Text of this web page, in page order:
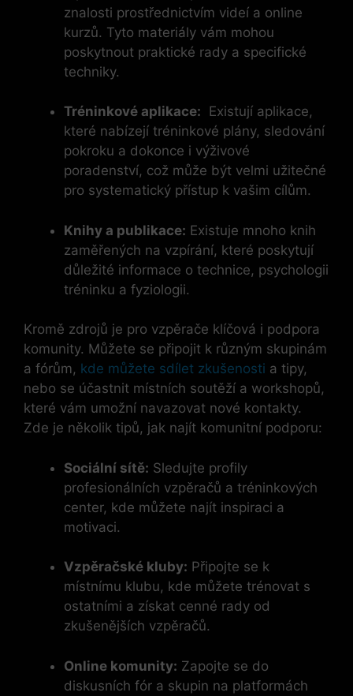
znalosti prostřednictvím videí a online​
kurzů. Tyto materiály vám mohou
poskytnout praktické rady a⁤ specifické
techniky.
Tréninkové aplikace: ​ Existují aplikace,
které nabízejí tréninkové plány, sledování
pokroku a dokonce i výživové
poradenství, což může být velmi užitečné
pro systematický přístup k vašim cílům.
Knihy ⁣a publikace: Existuje mnoho knih
zaměřených na⁤ vzpírání, které poskytují
důležité informace o technice, psychologii
tréninku ⁤a fyziologii.
Kromě zdrojů je pro vzpěrače klíčová i podpora
komunity. Můžete se​ připojit k ‍různým skupinám
a ​fórům, kde můžete sdílet zkušenosti a tipy,
nebo se účastnit místních soutěží a workshopů,
které vám umožní navazovat nové kontakty.
Zde je několik tipů, jak​ najít komunitní podporu:
Sociální sítě: Sledujte ‍profily
profesionálních vzpěračů a tréninkových
center, kde můžete najít inspiraci a
motivaci.
Vzpěračské kluby: Připojte se k
místnímu klubu, kde můžete trénovat s
ostatními a získat cenné rady od
zkušenějších vzpěračů.
Online komunity: Zapojte se do
diskusních fór a ⁢skupin na platformách